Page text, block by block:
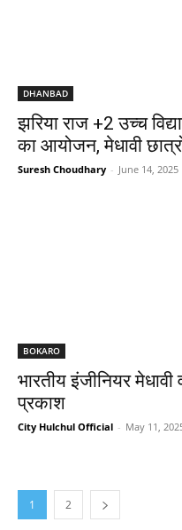
DHANBAD
झरिया राज +2 उच्च
का आयोजन, मेधावी
Suresh Choudhary - June 14, 2025
BOKARO
भारतीय इंजीनियर
प्रकाश
City Hulchul Official - May 11,
1 2